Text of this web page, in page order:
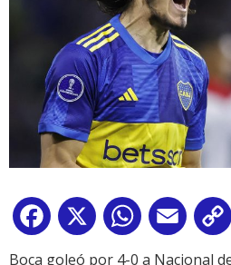
Facebook
X WhatsApp
Email
Boca goleó por 4-0 a Nacional